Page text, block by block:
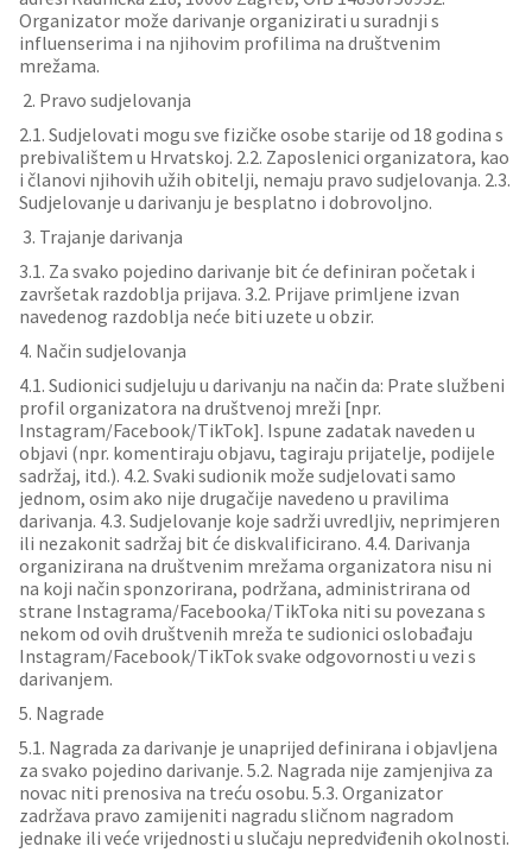
Organizator može darivanje organizirati u suradnji s
influenserima i na njihovim profilima na društvenim
mrežama.
2. Pravo sudjelovanja
2.1. Sudjelovati mogu sve fizičke osobe starije od 18 godina s
prebivalištem u Hrvatskoj. 2.2. Zaposlenici organizatora, kao
i članovi njihovih užih obitelji, nemaju pravo sudjelovanja. 2.3.
Sudjelovanje u darivanju je besplatno i dobrovoljno.
3. Trajanje darivanja
3.1. Za svako pojedino darivanje bit će definiran početak i
završetak razdoblja prijava. 3.2. Prijave primljene izvan
navedenog razdoblja neće biti uzete u obzir.
4. Način sudjelovanja
4.1. Sudionici sudjeluju u darivanju na način da: Prate službeni
profil organizatora na društvenoj mreži [npr.
Instagram/Facebook/TikTok]. Ispune zadatak naveden u
objavi (npr. komentiraju objavu, tagiraju prijatelje, podijele
sadržaj, itd.). 4.2. Svaki sudionik može sudjelovati samo
jednom, osim ako nije drugačije navedeno u pravilima
darivanja. 4.3. Sudjelovanje koje sadrži uvredljiv, neprimjeren
ili nezakonit sadržaj bit će diskvalificirano. 4.4. Darivanja
organizirana na društvenim mrežama organizatora nisu ni
na koji način sponzorirana, podržana, administrirana od
strane Instagrama/Facebooka/TikToka niti su povezana s
nekom od ovih društvenih mreža te sudionici oslobađaju
Instagram/Facebook/TikTok svake odgovornosti u vezi s
darivanjem.
5. Nagrade
5.1. Nagrada za darivanje je unaprijed definirana i objavljena
za svako pojedino darivanje. 5.2. Nagrada nije zamjenjiva za
novac niti prenosiva na treću osobu. 5.3. Organizator
zadržava pravo zamijeniti nagradu sličnom nagradom
jednake ili veće vrijednosti u slučaju nepredviđenih okolnosti.